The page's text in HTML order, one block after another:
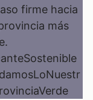
firme hacia
más